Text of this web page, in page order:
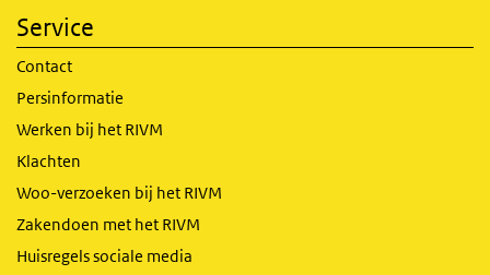
Service
Contact
Persinformatie
Werken bij het RIVM
Klachten
Woo-verzoeken bij het RIVM
Zakendoen met het RIVM
Huisregels sociale media